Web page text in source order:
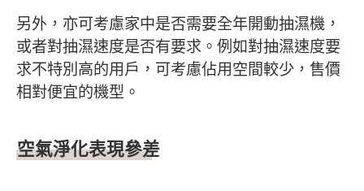
另外，亦可考慮家中是否需要全年開動抽濕機，
或者對抽濕速度是否有要求。例如對抽濕速度要
求不特別高的用戶，可考慮佔用空間較少，售價
相對便宜的機型。
空氣淨化表現參差